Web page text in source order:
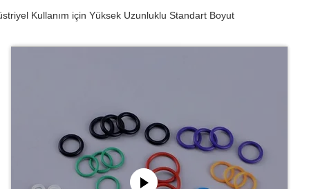
Kullanım için Yüksek Uzunluklu Standart Boyut